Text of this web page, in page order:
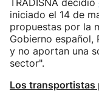
TRADISNA decidió
iniciado el 14 de
propuestas por la
Gobierno español,
y no aportan una
sector".
Los transportistas